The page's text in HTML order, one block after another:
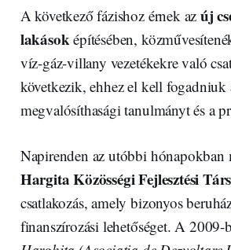
A következő fázishoz érnek azúj
lakásoképítésében,
víz-gáz-villany vezetékekre való
következik, ehhez el kell fogadniuk
megvalósíthasági tanulmányt és a
Napirenden az utóbbi hónapokban
Hargita Közösségi Fejlesztési
csatlakozás, amely bizonyos
finanszírozási lehetőséget. A